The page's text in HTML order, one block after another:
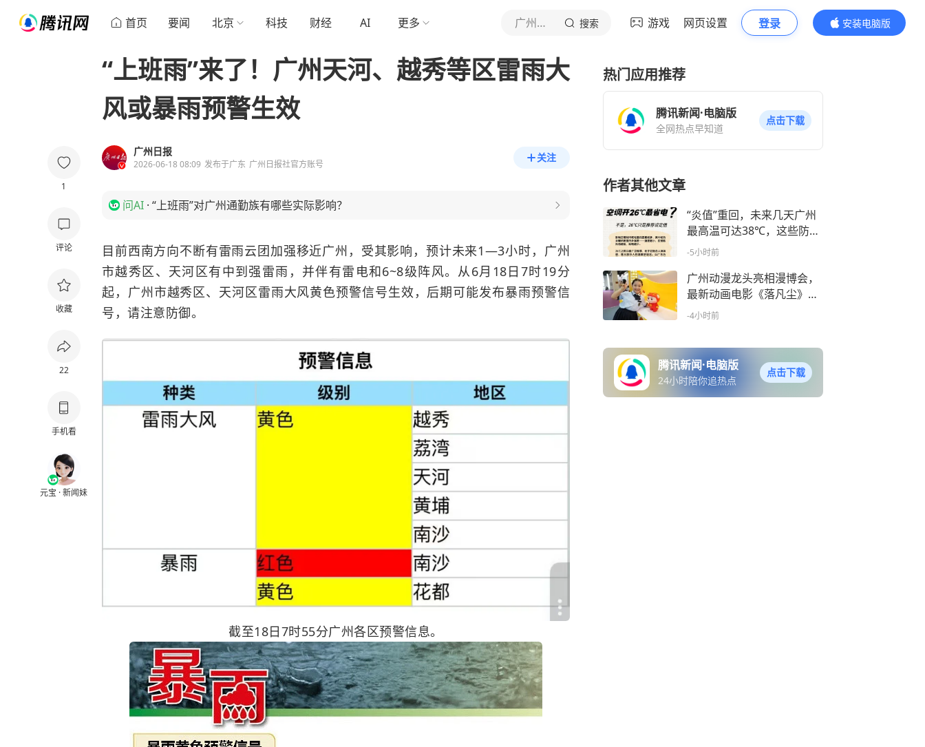
首页 要闻 北京 科技 财经 AI 更多 广州日报 搜索 游戏 网页设置 登录
安装电脑版
内容更精彩
1
评论
收藏
22
手机看
元宝 · 新闻妹
“上班雨”来了！广州天河、越秀等区雷雨大
风或暴雨预警生效
广州日报
2026-06-18 08:09 发布于广东 广州日报社官方账号
关注
问AI · “上班雨”对广州通勤族有哪些实际影响？
目前西南方向不断有雷雨云团加强移近广州，受其影响，预计未来1—3小时，广州
市越秀区、天河区有中到强雷雨，并伴有雷电和6~8级阵风。从6月18日7时19分
起，广州市越秀区、天河区雷雨大风黄色预警信号生效，后期可能发布暴雨预警信
号，请注意防御。
截至18日7时55分广州各区预警信息。
热门应用推荐
腾讯新闻·电脑版
全网热点早知道
点击下载
作者其他文章
“炎值”重回，未来几天广州
最高温可达38℃，这些防暑
误区需警惕
-5小时前
广州动漫龙头亮相漫博会，
最新动画电影《落凡尘》登
陆西班牙院线
-4小时前
腾讯新闻·电脑版
24小时陪你追热点
点击下载